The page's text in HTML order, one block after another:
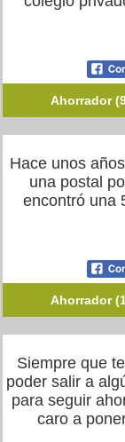
Ahorrador
Hace unos
una postal
encontró una
Ahorrador
Siempre que
poder salir a
para seguir
caro a